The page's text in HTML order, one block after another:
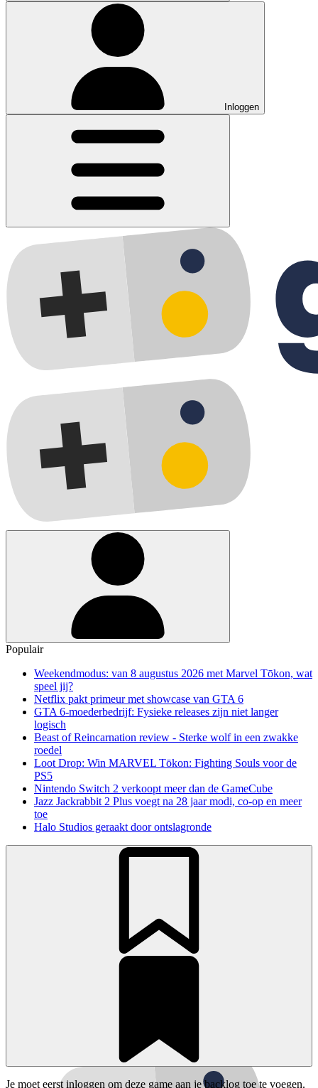
Inloggen
Populair
Weekendmodus: van 8 augustus 2026 met Marvel Tōkon, wat
speel jij?
Netflix pakt primeur met showcase van GTA 6
GTA 6-moederbedrijf: Fysieke releases zijn niet langer
logisch
Beast of Reincarnation review - Sterke wolf in een zwakke
roedel
Loot Drop: Win MARVEL Tōkon: Fighting Souls voor de
PS5
Nintendo Switch 2 verkoopt meer dan de GameCube
Jazz Jackrabbit 2 Plus voegt na 28 jaar modi, co-op en meer
toe
Halo Studios geraakt door ontslagronde
Je moet eerst inloggen om deze game aan je backlog toe te voegen.